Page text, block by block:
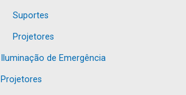
Suportes
Projetores
Iluminação de Emergência
Projetores